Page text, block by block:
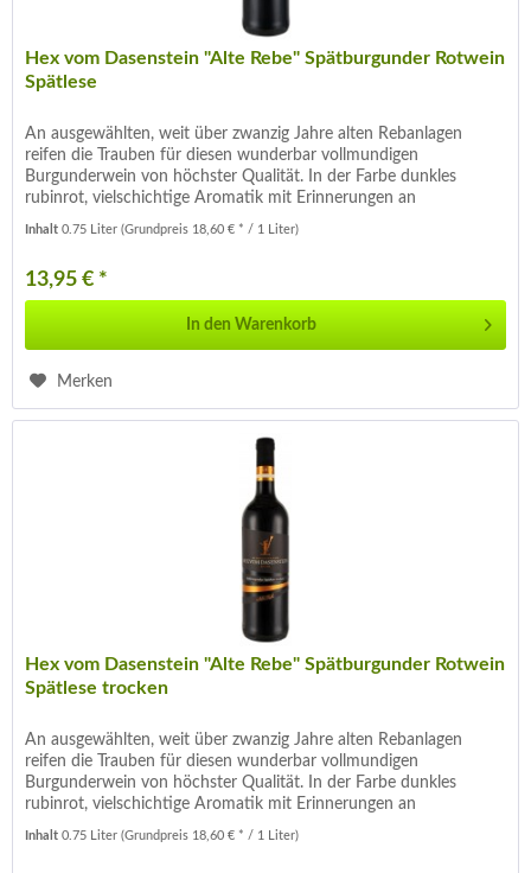
Hex vom Dasenstein "Alte Rebe" Spätburgunder Rotwein
Spätlese
An ausgewählten, weit über zwanzig Jahre alten Rebanlagen
reifen die Trauben für diesen wunderbar vollmundigen
Burgunderwein von höchster Qualität. In der Farbe dunkles
rubinrot, vielschichtige Aromatik mit Erinnerungen an
Sauerkirsche ,...
Inhalt0.75 Liter(Grundpreis 18,60 € * / 1 Liter)
13,95 € *
In den Warenkorb
Merken
Hex vom Dasenstein "Alte Rebe" Spätburgunder Rotwein
Spätlese trocken
An ausgewählten, weit über zwanzig Jahre alten Rebanlagen
reifen die Trauben für diesen wunderbar vollmundigen
Burgunderwein von höchster Qualität. In der Farbe dunkles
rubinrot, vielschichtige Aromatik mit Erinnerungen an
Sauerkirsche,...
Inhalt0.75 Liter(Grundpreis 18,60 € * / 1 Liter)